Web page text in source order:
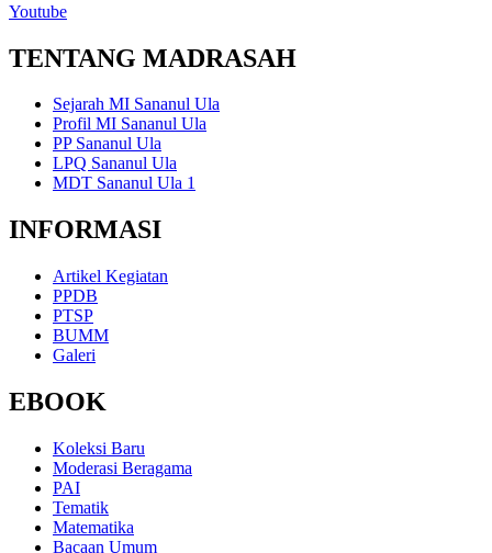
Youtube
TENTANG MADRASAH
Sejarah MI Sananul Ula
Profil MI Sananul Ula
PP Sananul Ula
LPQ Sananul Ula
MDT Sananul Ula 1
INFORMASI
Artikel Kegiatan
PPDB
PTSP
BUMM
Galeri
EBOOK
Koleksi Baru
Moderasi Beragama
PAI
Tematik
Matematika
Bacaan Umum